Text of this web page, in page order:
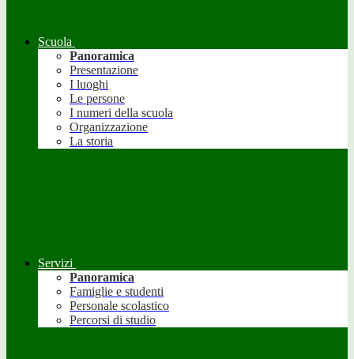
Scuola
Panoramica
Presentazione
I luoghi
Le persone
I numeri della scuola
Organizzazione
La storia
Servizi
Panoramica
Famiglie e studenti
Personale scolastico
Percorsi di studio